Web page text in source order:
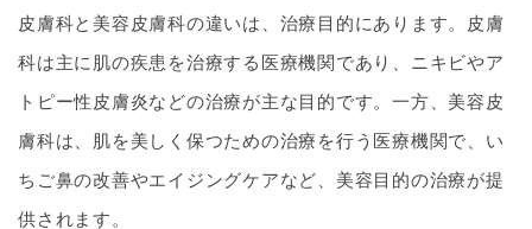
皮膚科と美容皮膚科の違いは、治療目的にあります。皮膚
科は主に肌の疾患を治療する医療機関であり、ニキビやア
トピー性皮膚炎などの治療が主な目的です。一方、美容皮
膚科は、肌を美しく保つための治療を行う医療機関で、い
ちご鼻の改善やエイジングケアなど、美容目的の治療が提
供されます。